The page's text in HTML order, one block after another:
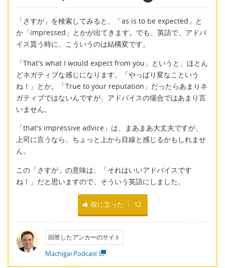
「さすが」を検索してみると、「as is to be expected」と
か「impressed」とかが出てきます。でも、英語で、アドバ
イス貰う時に、こういうのは結構変です。
「That's what I would expect from you」というと、ほとん
どネガティブな感じになります。「やっぱり変なこという
ね！」とか。「True to your reputation」だったらあまりネ
ガティブではないんですが、アドバイスの場合ではあまり言
いません。
「that's impressive advice」は、まあまあ大丈夫ですが、
上司に言うなら、ちょっと上から目線と感じるかもしれませ
ん。
この「さすが」の意味は、「それはいいアドバイスです
ね！」だと思いますので、そういう英語にしました。
役に立った 12
回答したアンカーのサイト
Machigai Podcast